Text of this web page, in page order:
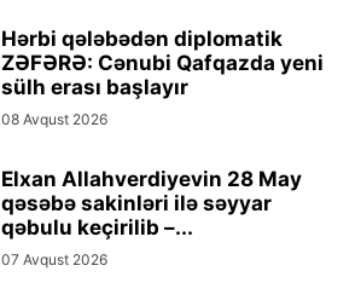
Hərbi qələbədən diplomatik
ZƏFƏRƏ: Cənubi Qafqazda yeni
sülh erası başlayır
08 Avqust 2026
Elxan Allahverdiyevin 28 May
qəsəbə sakinləri ilə səyyar
qəbulu keçirilib –...
07 Avqust 2026